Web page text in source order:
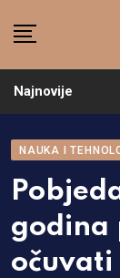
Najnovije
NAUKA I
godina
očuvati